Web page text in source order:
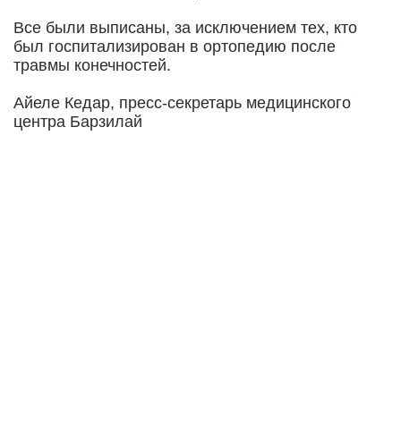
Все были выписаны, за исключением тех, кто
был госпитализирован в ортопедию после
травмы конечностей.
Айеле Кедар, пресс-секретарь медицинского
центра Барзилай